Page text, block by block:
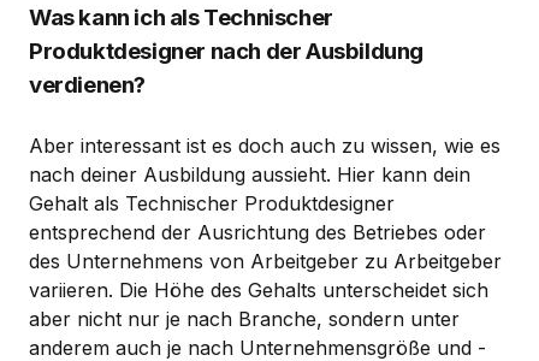
Was kann ich als Technischer
Produktdesigner nach der Ausbildung
verdienen?
Aber interessant ist es doch auch zu wissen, wie es
nach deiner Ausbildung aussieht. Hier kann dein
Gehalt als Technischer Produktdesigner
entsprechend der Ausrichtung des Betriebes oder
des Unternehmens von Arbeitgeber zu Arbeitgeber
variieren. Die Höhe des Gehalts unterscheidet sich
aber nicht nur je nach Branche, sondern unter
anderem auch je nach Unternehmensgröße und -